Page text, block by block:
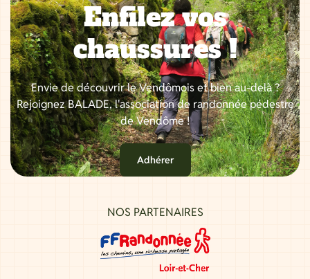
Enfilez vos
chaussures !
Envie de découvrir le Vendômois et bien au-delà ?
Rejoignez BALADE, l'association de randonnée pédestre
de Vendôme !
Adhérer
NOS PARTENAIRES